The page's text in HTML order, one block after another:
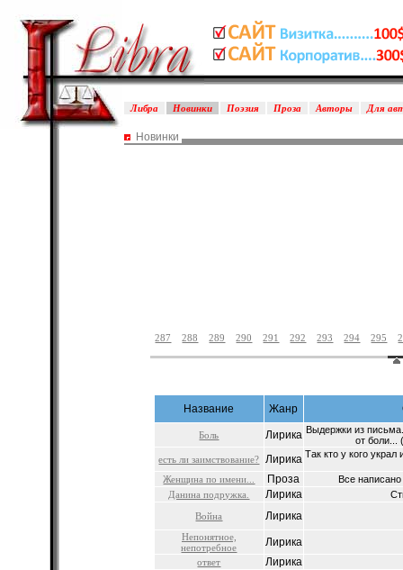
Либра Новинки Поэзия Проза Авторы Для
Новинки
287 288 289 290 291 292 293 294 295
Название Жанр
Боль Лирика Выдержки из
от боли...
есть ли заимствование? Лирика Так кто у кого
Женщина по имени... Проза
Все
Данина подружка.
Лирика
Война
Лирика
Непонятное,
непотребное
Лирика
ответ Лирика